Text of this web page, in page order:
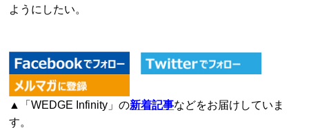
ようにしたい。
▲「WEDGE Infinity」の新着記事などをお届けしていま
す。